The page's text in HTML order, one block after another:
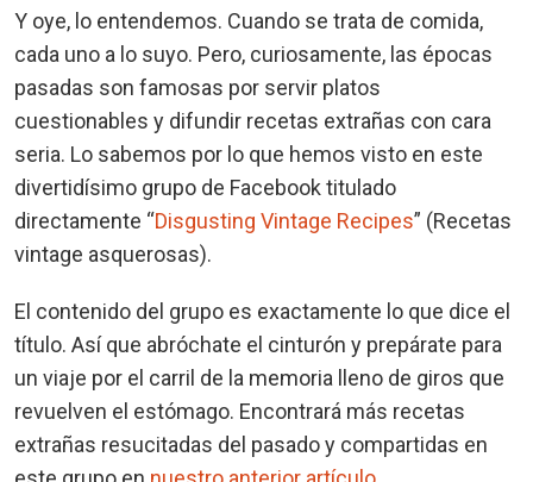
Y oye, lo entendemos. Cuando se trata de comida,
cada uno a lo suyo. Pero, curiosamente, las épocas
pasadas son famosas por servir platos
cuestionables y difundir recetas extrañas con cara
seria. Lo sabemos por lo que hemos visto en este
divertidísimo grupo de Facebook titulado
directamente “Disgusting Vintage Recipes” (Recetas
vintage asquerosas).
El contenido del grupo es exactamente lo que dice el
título. Así que abróchate el cinturón y prepárate para
un viaje por el carril de la memoria lleno de giros que
revuelven el estómago. Encontrará más recetas
extrañas resucitadas del pasado y compartidas en